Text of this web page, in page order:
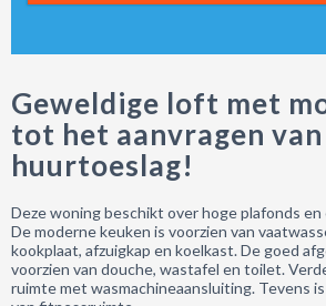
Geweldige loft met
tot het aanvragen van
huurtoeslag!
Deze woning beschikt over hoge plafonds en
De moderne keuken is voorzien van
kookplaat, afzuigkap en koelkast. De goed
voorzien van douche, wastafel en toilet.
ruimte met wasmachineaansluiting. Tevens